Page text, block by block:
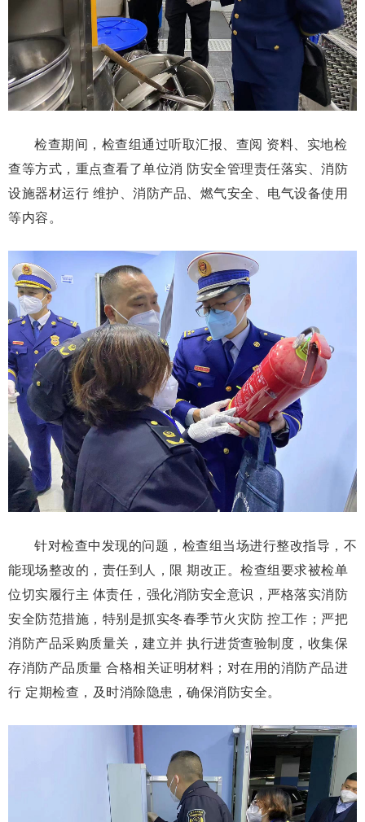
检查期间，检查组通过听取汇报、查阅 资料、实地检
查等方式，重点查看了单位消 防安全管理责任落实、消防
设施器材运行 维护、消防产品、燃气安全、电气设备使用
等内容。
针对检查中发现的问题，检查组当场进行整改指导，不
能现场整改的，责任到人，限 期改正。检查组要求被检单
位切实履行主 体责任，强化消防安全意识，严格落实消防
安全防范措施，特别是抓实冬春季节火灾防 控工作；严把
消防产品采购质量关，建立并 执行进货查验制度，收集保
存消防产品质量 合格相关证明材料；对在用的消防产品进
行 定期检查，及时消除隐患，确保消防安全。